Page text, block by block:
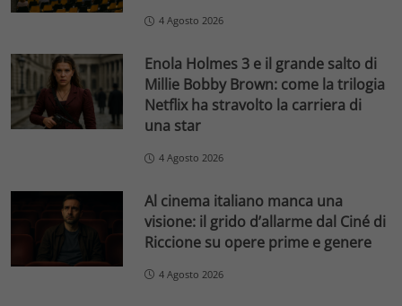
4 Agosto 2026
Enola Holmes 3 e il grande salto di
Millie Bobby Brown: come la trilogia
Netflix ha stravolto la carriera di
una star
4 Agosto 2026
Al cinema italiano manca una
visione: il grido d’allarme dal Ciné di
Riccione su opere prime e genere
4 Agosto 2026